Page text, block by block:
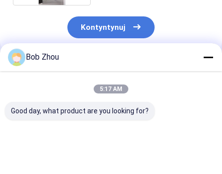
Kontyntynuj
Polecane Produkty
Bob Zhou
5:17 AM
Good day, what product are you looking for?